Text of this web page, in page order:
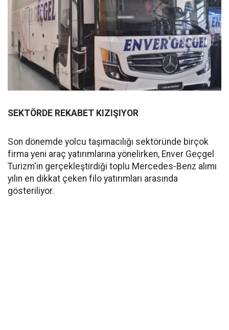
SEKTÖRDE REKABET KIZIŞIYOR
Son dönemde yolcu taşımacılığı sektöründe birçok
firma yeni araç yatırımlarına yönelirken, Enver Geçgel
Turizm'in gerçekleştirdiği toplu Mercedes-Benz alımı
yılın en dikkat çeken filo yatırımları arasında
gösteriliyor.